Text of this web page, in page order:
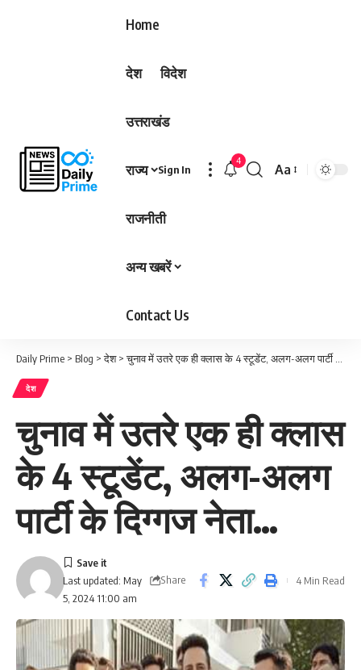
Home
देश विदेश
उत्तराखंड
राज्य
राजनीती
अन्य खबरें
Contact Us
Sign In
4
Font
Aa
Daily Prime > Blog >देश>चुनाव में उतरे एक ही क्लास के 4 स्टूडेंट, अलग-अलग पार्टी के दिग्गज नेता…
देश
चुनाव में उतरे एक ही क्लास
के 4 स्टूडेंट, अलग-अलग
पार्टी के दिग्गज नेता…
Last updated: May
5, 2024 11:00 am
Share 4 Min Read